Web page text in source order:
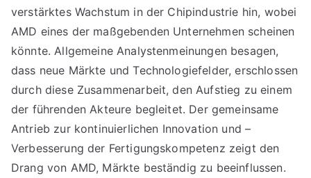
verstärktes Wachstum in der Chipindustrie hin, wobei
AMD eines der maßgebenden Unternehmen scheinen
könnte. Allgemeine Analystenmeinungen besagen,
dass neue Märkte und Technologiefelder, erschlossen
durch diese Zusammenarbeit, den Aufstieg zu einem
der führenden Akteure begleitet. Der gemeinsame
Antrieb zur kontinuierlichen Innovation und –
Verbesserung der Fertigungskompetenz zeigt den
Drang von AMD, Märkte beständig zu beeinflussen.